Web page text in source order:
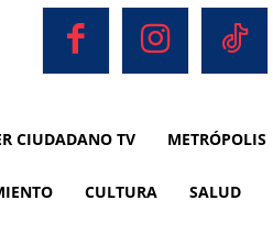
CIUDADANO TV METRÓPOLIS
CULTURA SALUD